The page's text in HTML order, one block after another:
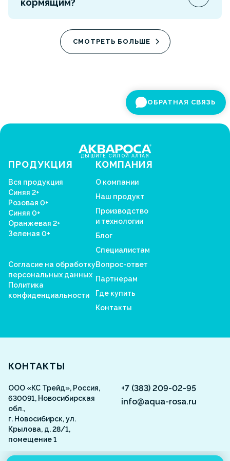
регулярного очищения, 2% — при заложенности
кормящим?
инструкцию к конкретному продукту. При
сомнениях лучше проконсультироваться со
СМОТРЕТЬ БОЛЬШЕ
ОБРАТНАЯ СВЯЗЬ
ДЫШИТЕ СИЛОЙ АЛТАЯ
ПРОДУКЦИЯ
Вся продукция
Синяя 2+
Розовая 0+
Синяя 0+
Оранжевая 2+
Зеленая 0+
Согласие на обработку
персональных данных
Политика
конфиденциальности
КОМПАНИЯ
О компании
Наш продукт
Производство
и технологии
Блог
Специалистам
Вопрос-ответ
Партнерам
Где купить
Контакты
Aquarosa
КОНТАКТЫ
ООО «КС Трейд», Россия,
630091, Новосибирская
обл.,
г. Новосибирск, ул.
Крылова, д. 28/1,
помещение 1
+7 (383) 209-02-95
info@aqua-rosa.ru